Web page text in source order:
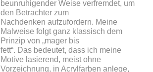
beunruhigender Weise verfremdet, um
den Betrachter zum
Nachdenken aufzufordern. Meine
Malweise folgt ganz klassisch dem
Prinzip von „mager bis
fett“. Das bedeutet, dass ich meine
Motive lasierend, meist ohne
Vorzeichnung, in Acrylfarben anlege,